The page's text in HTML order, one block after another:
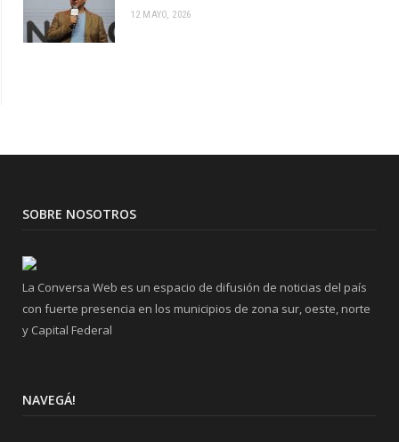
12 MAYO, 2026
SOBRE NOSOTROS
La Conversa Web es un espacio de difusión de noticias del país
con fuerte presencia en los municipios de zona sur, oeste, norte
y Capital Federal
NAVEGÁ!